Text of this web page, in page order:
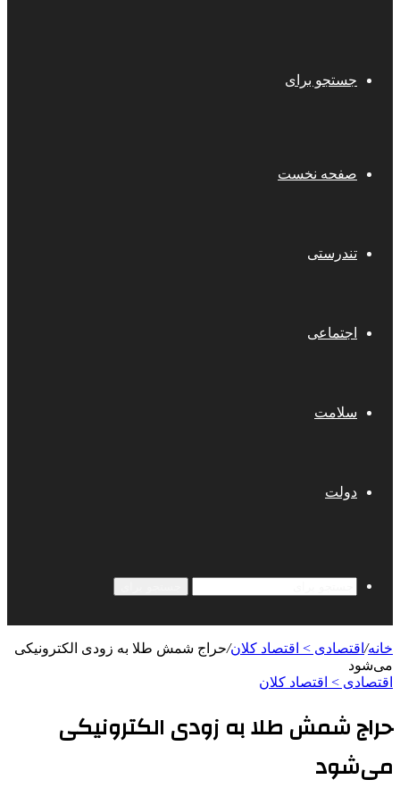
جستجو برای
صفحه نخست
تندرستی
اجتماعی
سلامت
دولت
خانه/ اقتصادی > اقتصاد کلان/حراج شمش طلا به زودی الکترونیکی
می‌شود
اقتصادی > اقتصاد کلان
حراج شمش طلا به زودی الکترونیکی
می‌شود